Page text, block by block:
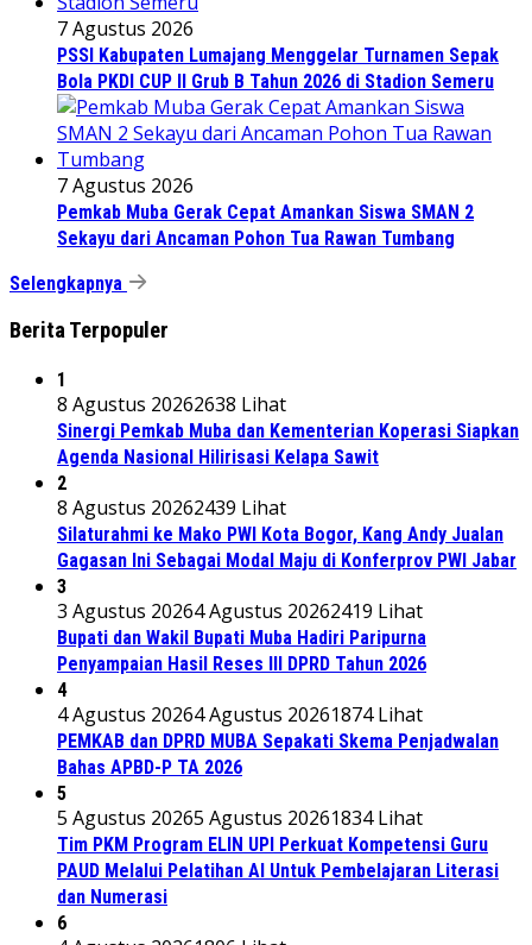
7 Agustus 2026
PSSI Kabupaten Lumajang Menggelar Turnamen Sepak
Bola PKDI CUP II Grub B Tahun 2026 di Stadion Semeru
7 Agustus 2026
Pemkab Muba Gerak Cepat Amankan Siswa SMAN 2
Sekayu dari Ancaman Pohon Tua Rawan Tumbang
Selengkapnya
Berita Terpopuler
1
8 Agustus 20262638 Lihat
Sinergi Pemkab Muba dan Kementerian Koperasi Siapkan
Agenda Nasional Hilirisasi Kelapa Sawit
2
8 Agustus 20262439 Lihat
Silaturahmi ke Mako PWI Kota Bogor, Kang Andy Jualan
Gagasan Ini Sebagai Modal Maju di Konferprov PWI Jabar
3
3 Agustus 20264 Agustus 20262419 Lihat
Bupati dan Wakil Bupati Muba Hadiri Paripurna
Penyampaian Hasil Reses III DPRD Tahun 2026
4
4 Agustus 20264 Agustus 20261874 Lihat
PEMKAB dan DPRD MUBA Sepakati Skema Penjadwalan
Bahas APBD-P TA 2026
5
5 Agustus 20265 Agustus 20261834 Lihat
Tim PKM Program ELIN UPI Perkuat Kompetensi Guru
PAUD Melalui Pelatihan AI Untuk Pembelajaran Literasi
dan Numerasi
6